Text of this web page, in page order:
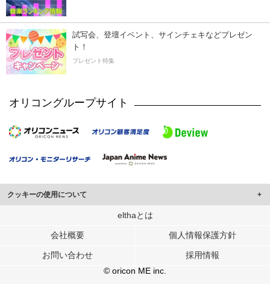
試写会、登壇イベント、サインチェキなどプレゼン
ト！
プレゼント特集
オリコングループサイト
クッキーの使用について
このサイトでは Cookie を使用して、ユーザーに合わせたコンテンツや広告の
行っています。
メディアや広告配信、データ解析の各パートナーに提供しています。
各パートナーは、この情報とユーザーが各パートナーに提供した他の情報や、
ユーザーが各パートナーのサービスを使用したときに収集した他の情報を組み
elthaとは
会社概要 個人情報保護方針
お問い合わせ
採用情報
© oricon ME inc.